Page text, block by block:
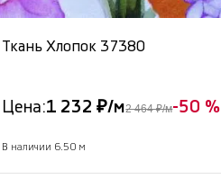
Ткань Хлопок 37380
Цена:1 232 ₽/м2 464 ₽/м-50 %
В наличии 6.50 м